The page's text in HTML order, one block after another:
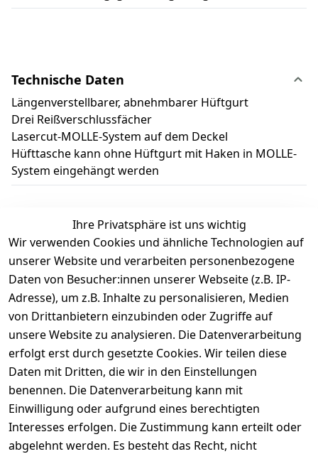
Technische Daten
Längenverstellbarer, abnehmbarer Hüftgurt
Drei Reißverschlussfächer
Lasercut-MOLLE-System auf dem Deckel
Hüfttasche kann ohne Hüftgurt mit Haken in MOLLE-
System eingehängt werden
Kundenbewertungen
Durchschnittliche Bewertung
0
Basierend auf 0 Bewertung(en)
Bewertung abgeben
5
( 0 )
4
( 0 )
3
( 0 )
2
( 0 )
1
( 0 )
Ihre Privatsphäre ist uns wichtig
Wir verwenden Cookies und ähnliche Technologien auf
unserer Website und verarbeiten personenbezogene
Daten von Besucher:innen unserer Webseite (z.B. IP-
Adresse), um z.B. Inhalte zu personalisieren, Medien
von Drittanbietern einzubinden oder Zugriffe auf
unsere Website zu analysieren. Die Datenverarbeitung
erfolgt erst durch gesetzte Cookies. Wir teilen diese
Daten mit Dritten, die wir in den Einstellungen
benennen. Die Datenverarbeitung kann mit
Einwilligung oder aufgrund eines berechtigten
Interesses erfolgen. Die Zustimmung kann erteilt oder
abgelehnt werden. Es besteht das Recht, nicht